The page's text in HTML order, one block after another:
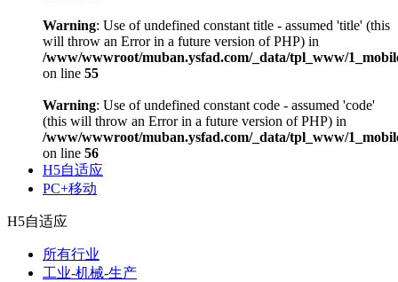
Warning: Use of undefined constant title - assumed 'title' (this
will throw an Error in a future version of PHP) in
/www/wwwroot/muban.ysfad.com/_data/tpl_www/
on line 55
Warning: Use of undefined constant code - assumed 'code'
(this will throw an Error in a future version of PHP) in
/www/wwwroot/muban.ysfad.com/_data/tpl_www/
on line 56
H5自适应
PC+移动
H5自适应
所有行业
工业-机械-生产